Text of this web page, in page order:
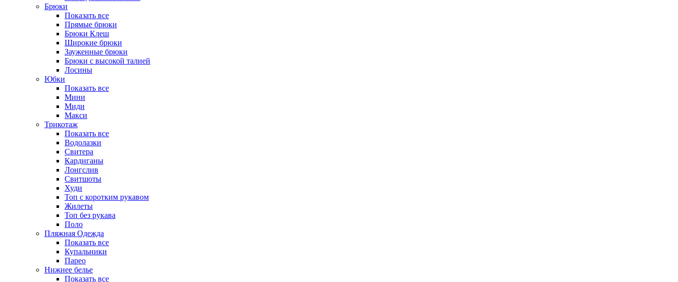
Брюки
Показать все
Прямые брюки
Брюки Клеш
Широкие брюки
Зауженные брюки
Брюки с высокой талией
Лосины
Юбки
Показать все
Мини
Миди
Макси
Трикотаж
Показать все
Водолазки
Свитера
Кардиганы
Лонгслив
Свитшоты
Худи
Топ с коротким рукавом
Жилеты
Топ без рукава
Поло
Пляжная Одежда
Показать все
Купальники
Парео
Нижнее белье
Показать все